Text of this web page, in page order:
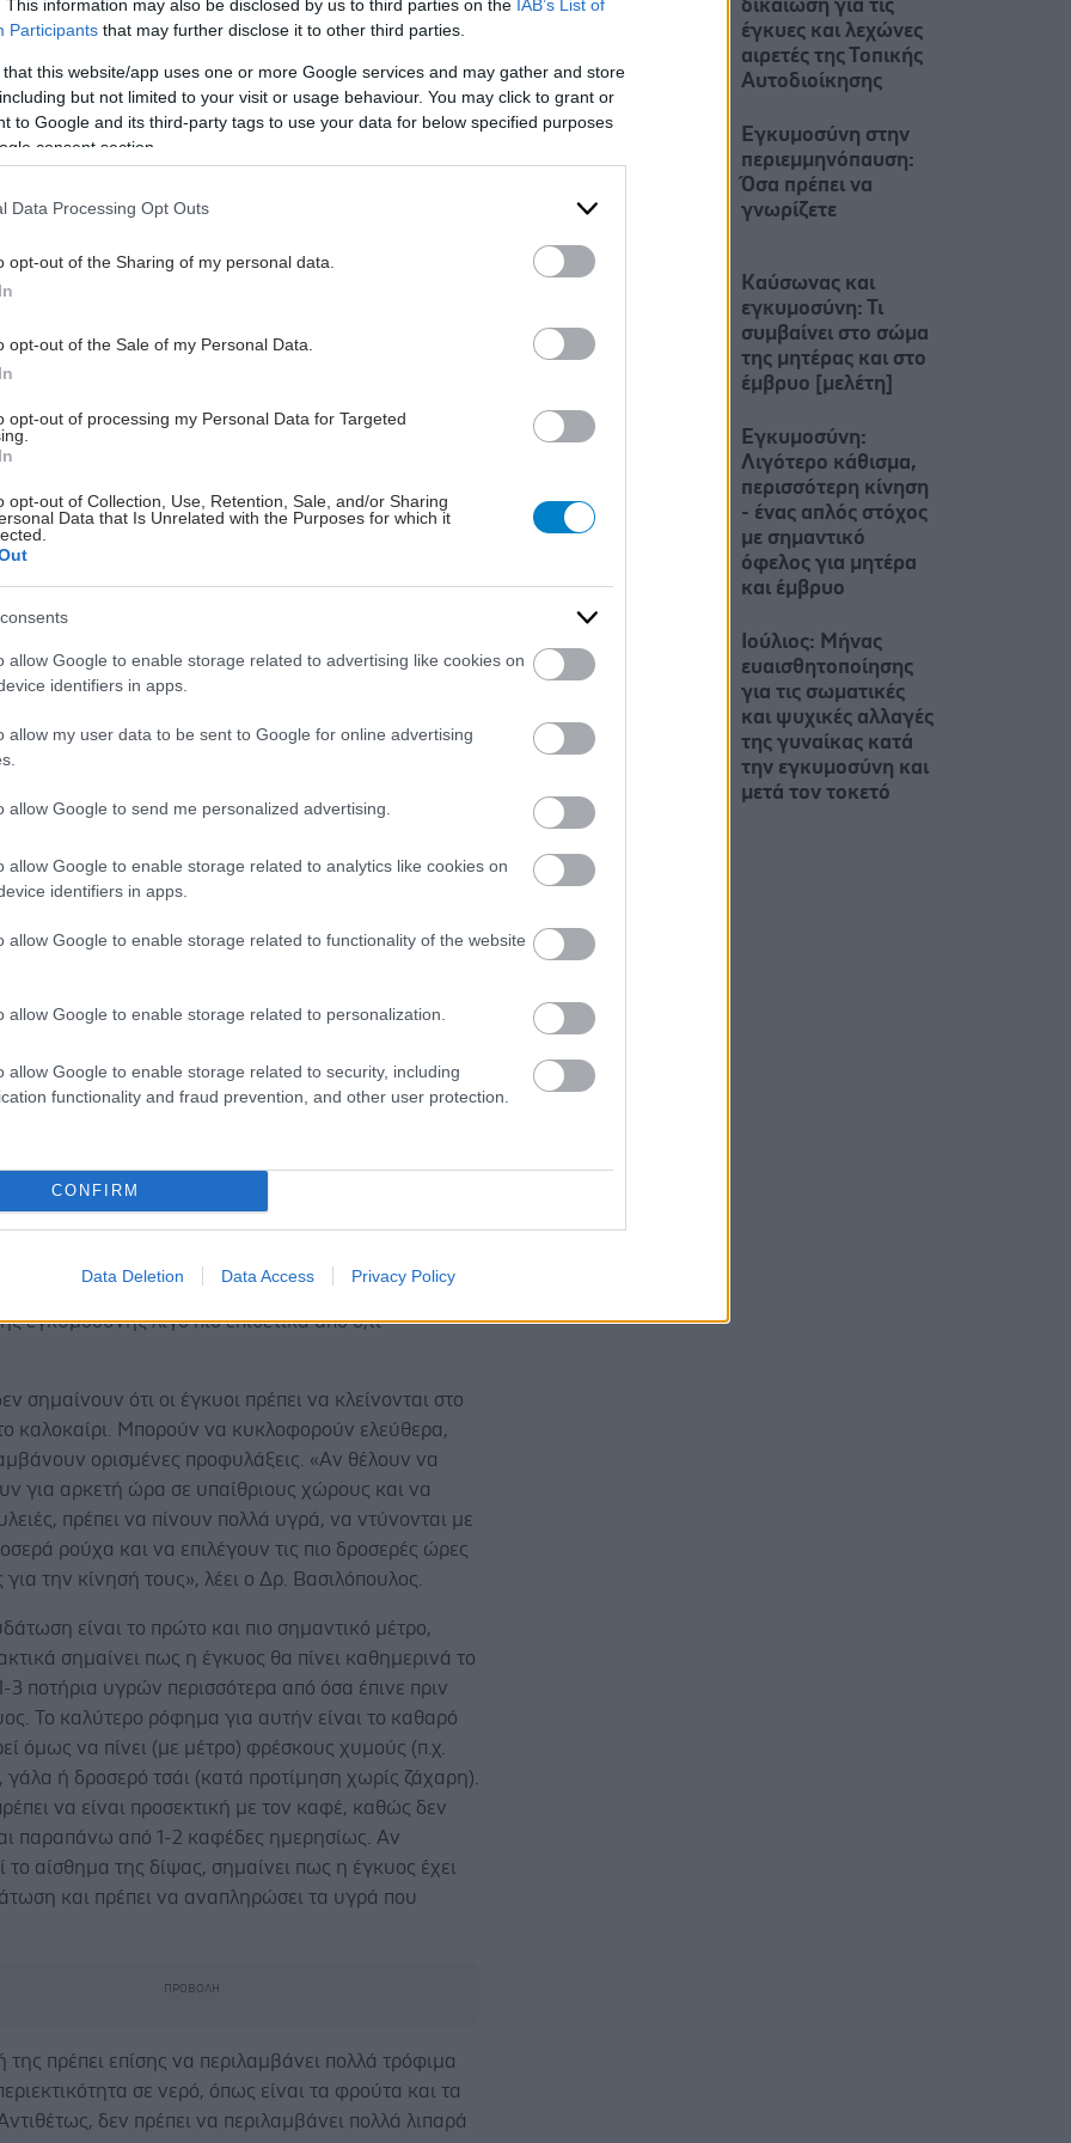
This information may also be disclosed by us to third parties on the IAB’s List of
Participants that may further disclose it to other third parties.
that this website/app uses one or more Google services and may gather and store
but not limited to your visit or usage behaviour. You may click to grant or
to Google and its third-party tags to use your data for below specified purposes
consent section.
Data Processing Opt Outs
opt-out of the Sharing of my personal data.
opt-out of the Sale of my Personal Data.
opt-out of processing my Personal Data for Targeted
opt-out of Collection, Use, Retention, Sale, and/or Sharing
Data that Is Unrelated with the Purposes for which it
allow Google to enable storage related to advertising like cookies on
identifiers in apps.
allow my user data to be sent to Google for online advertising
allow Google to send me personalized advertising.
allow Google to enable storage related to analytics like cookies on
identifiers in apps.
allow Google to enable storage related to functionality of the website
allow Google to enable storage related to personalization.
allow Google to enable storage related to security, including
functionality and fraud prevention, and other user protection.
CONFIRM
Data Deletion Data Access Privacy Policy
να ανησυχήσουν την έγκυο. Μπορεί επίσης να
χάνει τις αισθήσεις της, υπάρχει κίνδυνος πτώσης
να οδηγήσει σε πιο σοβαρά προβλήματα, όπως ο
ή η αποκόλληση του πλακούντα που είναι
και απαιτεί άμεση γέννηση του μωρού,
και αυτό και η μητέρα», εξηγεί ο Δρ.
αυξάνει ακόμα περισσότερο τον κίνδυνο θερμικής
της εγκύου έναν βασικό μηχανισμό
την εφίδρωση.
μην έφταναν όλα αυτά, η υπερθέρμανση της εγκύου
τις πιθανότητες απόκτησης μωρού με
υγείας. Μελέτες έχουν δείξει πως η αύξηση της
ή χρήσης σάουνας, σχετίζεται με δομικές
καρδιά του εμβρύου και με ανωμαλίες του
που οδηγούν σε παθήσεις όπως η δισχιδής
που δημοσιεύθηκε νωρίτερα εφέτος στο
οι υψηλές θερμοκρασίες που προκαλεί η παγκόσμια
γεννήσεις βρεφών με καρδιολογικά προβλήματα.
ακόμα με ποιους ακριβώς μηχανισμούς μπορεί
της εγκύου να επηρεάσει την εμβρυϊκή
μπορεί να ενεργοποιεί τον κυτταρικό θάνατο ή να
ρόλο στην εμβρυϊκή ανάπτυξη κατά το πρώτο
εγκυμοσύνης», λέει ο Δρ. Βασιλόπουλος. «Το να έχει
δεν είναι κατ' ανάγκη επικίνδυνο για την
το μωρό. Πρέπει όμως να ενημερώνεται αμέσως ο
της, γιατί η κατάστασή της μπορεί να επιδεινωθεί
ο λόγος για τον οποίο αντιμετωπίζουμε τους
εγκυμοσύνης λίγο πιο επιθετικά από ό,τι
σημαίνουν ότι οι έγκυοι πρέπει να κλείνονται στο
το καλοκαίρι. Μπορούν να κυκλοφορούν ελεύθερα,
ορισμένες προφυλάξεις. «Αν θέλουν να
για αρκετή ώρα σε υπαίθριους χώρους και να
πρέπει να πίνουν πολλά υγρά, να ντύνονται με
ρούχα και να επιλέγουν τις πιο δροσερές ώρες
την κίνησή τους», λέει ο Δρ. Βασιλόπουλος.
είναι το πρώτο και πιο σημαντικό μέτρο,
σημαίνει πως η έγκυος θα πίνει καθημερινά το
3 ποτήρια υγρών περισσότερα από όσα έπινε πριν
Το καλύτερο ρόφημα για αυτήν είναι το καθαρό
όμως να πίνει (με μέτρο) φρέσκους χυμούς (π.χ.
γάλα ή δροσερό τσάι (κατά προτίμηση χωρίς ζάχαρη).
να είναι προσεκτική με τον καφέ, καθώς δεν
παραπάνω από 1-2 καφέδες ημερησίως. Αν
το αίσθημα της δίψας, σημαίνει πως η έγκυος έχει
και πρέπει να αναπληρώσει τα υγρά που
της πρέπει επίσης να περιλαμβάνει πολλά τρόφιμα
σε νερό, όπως είναι τα φρούτα και τα
δεν πρέπει να περιλαμβάνει πολλά λιπαρά
δικαίωση για τις
έγκυες και λεχώνες
αιρετές της Τοπικής
Αυτοδιοίκησης
Εγκυμοσύνη στην
περιεμμηνόπαυση:
Όσα πρέπει να
γνωρίζετε
Καύσωνας και
εγκυμοσύνη: Τι
συμβαίνει στο σώμα
της μητέρας και στο
έμβρυο [μελέτη]
Εγκυμοσύνη:
Λιγότερο κάθισμα,
περισσότερη κίνηση
- ένας απλός στόχος
με σημαντικό
όφελος για μητέρα
και έμβρυο
Ιούλιος: Μήνας
ευαισθητοποίησης
για τις σωματικές
και ψυχικές αλλαγές
της γυναίκας κατά
την εγκυμοσύνη και
μετά τον τοκετό